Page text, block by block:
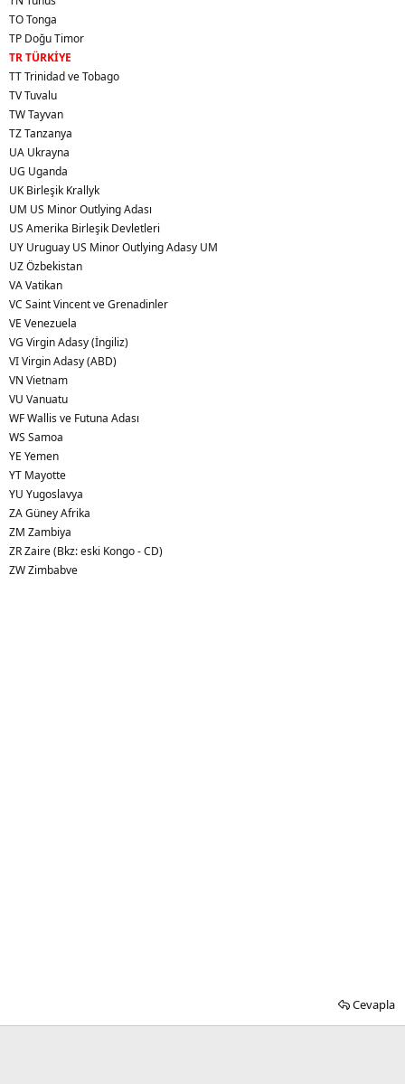
TO Tonga
TP Doğu Timor
TR TÜRKİYE
TT Trinidad ve Tobago
TV Tuvalu
TW Tayvan
TZ Tanzanya
UA Ukrayna
UG Uganda
UK Birleşik Krallyk
UM US Minor Outlying Adası
US Amerika Birleşik Devletleri
UY Uruguay US Minor Outlying Adasy UM
UZ Özbekistan
VA Vatikan
VC Saint Vincent ve Grenadinler
VE Venezuela
VG Virgin Adasy (İngiliz)
VI Virgin Adasy (ABD)
VN Vietnam
VU Vanuatu
WF Wallis ve Futuna Adası
WS Samoa
YE Yemen
YT Mayotte
YU Yugoslavya
ZA Güney Afrika
ZM Zambiya
ZR Zaire (Bkz: eski Kongo - CD)
ZW Zimbabve
Cevapla